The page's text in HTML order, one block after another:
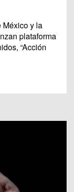
México y la
plataforma
“Acción